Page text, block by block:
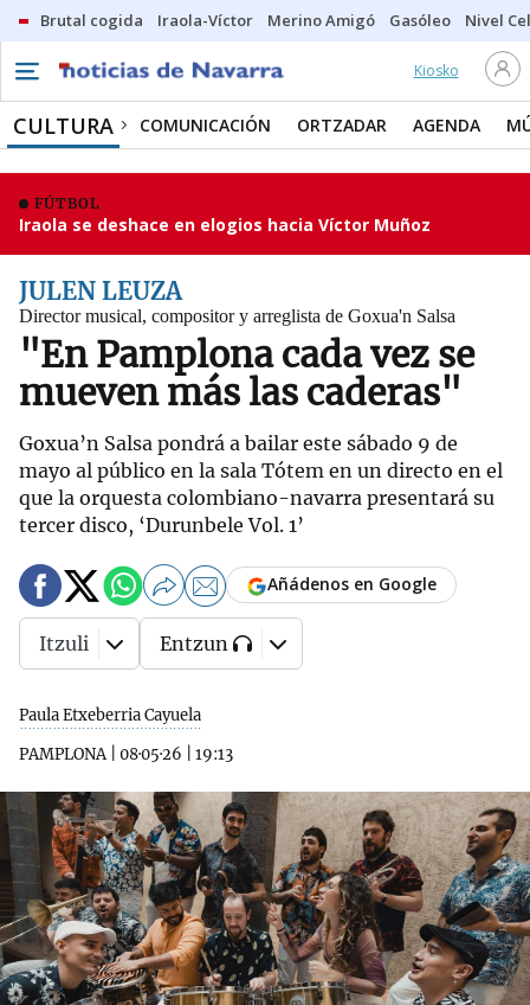
Brutal cogida Iraola-Víctor Merino Amigó Gasóleo Nivel
Kiosko
CULTURA COMUNICACIÓN ORTZADAR AGENDA
FÚTBOL
Iraola se deshace en elogios hacia Víctor Muñoz
JULEN LEUZA
Director musical, compositor y arreglista de Goxua'n Salsa
"En Pamplona cada vez se
mueven más las caderas"
Goxua’n Salsa pondrá a bailar este sábado 9 de
mayo al público en la sala Tótem en un directo en el
que la orquesta colombiano-navarra presentará su
tercer disco, ‘Durunbele Vol. 1’
Paula Etxeberria Cayuela
PAMPLONA| 08·05·26 19:13
Añádenos en Google
Itzuli Entzun